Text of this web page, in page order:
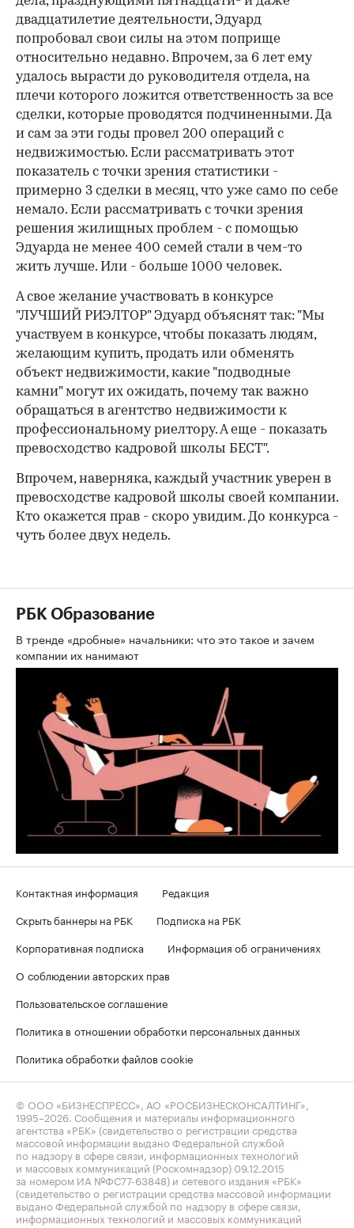
двадцатилетие деятельности, Эдуард
попробовал свои силы на этом поприще
относительно недавно. Впрочем, за 6 лет ему
удалось вырасти до руководителя отдела, на
плечи которого ложится ответственность за все
сделки, которые проводятся подчиненными. Да
и сам за эти годы провел 200 операций с
недвижимостью. Если рассматривать этот
показатель с точки зрения статистики -
примерно 3 сделки в месяц, что уже само по себе
немало. Если рассматривать с точки зрения
решения жилищных проблем - с помощью
Эдуарда не менее 400 семей стали в чем-то
жить лучше. Или - больше 1000 человек.
А свое желание участвовать в конкурсе
"ЛУЧШИЙ РИЭЛТОР" Эдуард объяснят так: "Мы
участвуем в конкурсе, чтобы показать людям,
желающим купить, продать или обменять
объект недвижимости, какие "подводные
камни" могут их ожидать, почему так важно
обращаться в агентство недвижимости к
профессиональному риелтору. А еще - показать
превосходство кадровой школы БЕСТ".
Впрочем, наверняка, каждый участник уверен в
превосходстве кадровой школы своей компании.
Кто окажется прав - скоро увидим. До конкурса -
чуть более двух недель.
РБК Образование
В тренде «дробные» начальники: что это такое и зачем
компании их нанимают
Контактная информация
Редакция
Скрыть баннеры на РБК
Подписка на РБК
Корпоративная подписка
Информация об ограничениях
О соблюдении авторских прав
Пользовательское соглашение
Политика в отношении обработки персональных данных
Политика обработки файлов cookie
© ООО «БИЗНЕСПРЕСС», АО «РОСБИЗНЕСКОНСАЛТИНГ»,
1995–2026. Сообщения и материалы информационного
агентства «РБК» (свидетельство о регистрации средства
массовой информации выдано Федеральной службой
по надзору в сфере связи, информационных технологий
и массовых коммуникаций (Роскомнадзор) 09.12.2015
за номером ИА №ФС77-63848) и сетевого издания «РБК»
(свидетельство о регистрации средства массовой информации
выдано Федеральной службой по надзору в сфере связи,
информационных технологий и массовых коммуникаций